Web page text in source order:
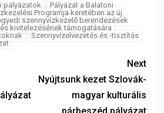
pályázatok
Pályázat a Balatoni
Programja keretében az új
szennyvízkezelő berendezések
kivitelezésének támogatására
Szennyvízelvezetés és -tisztítás
Next
Nyújtsunk kezet Szlovák-
magyar kulturális